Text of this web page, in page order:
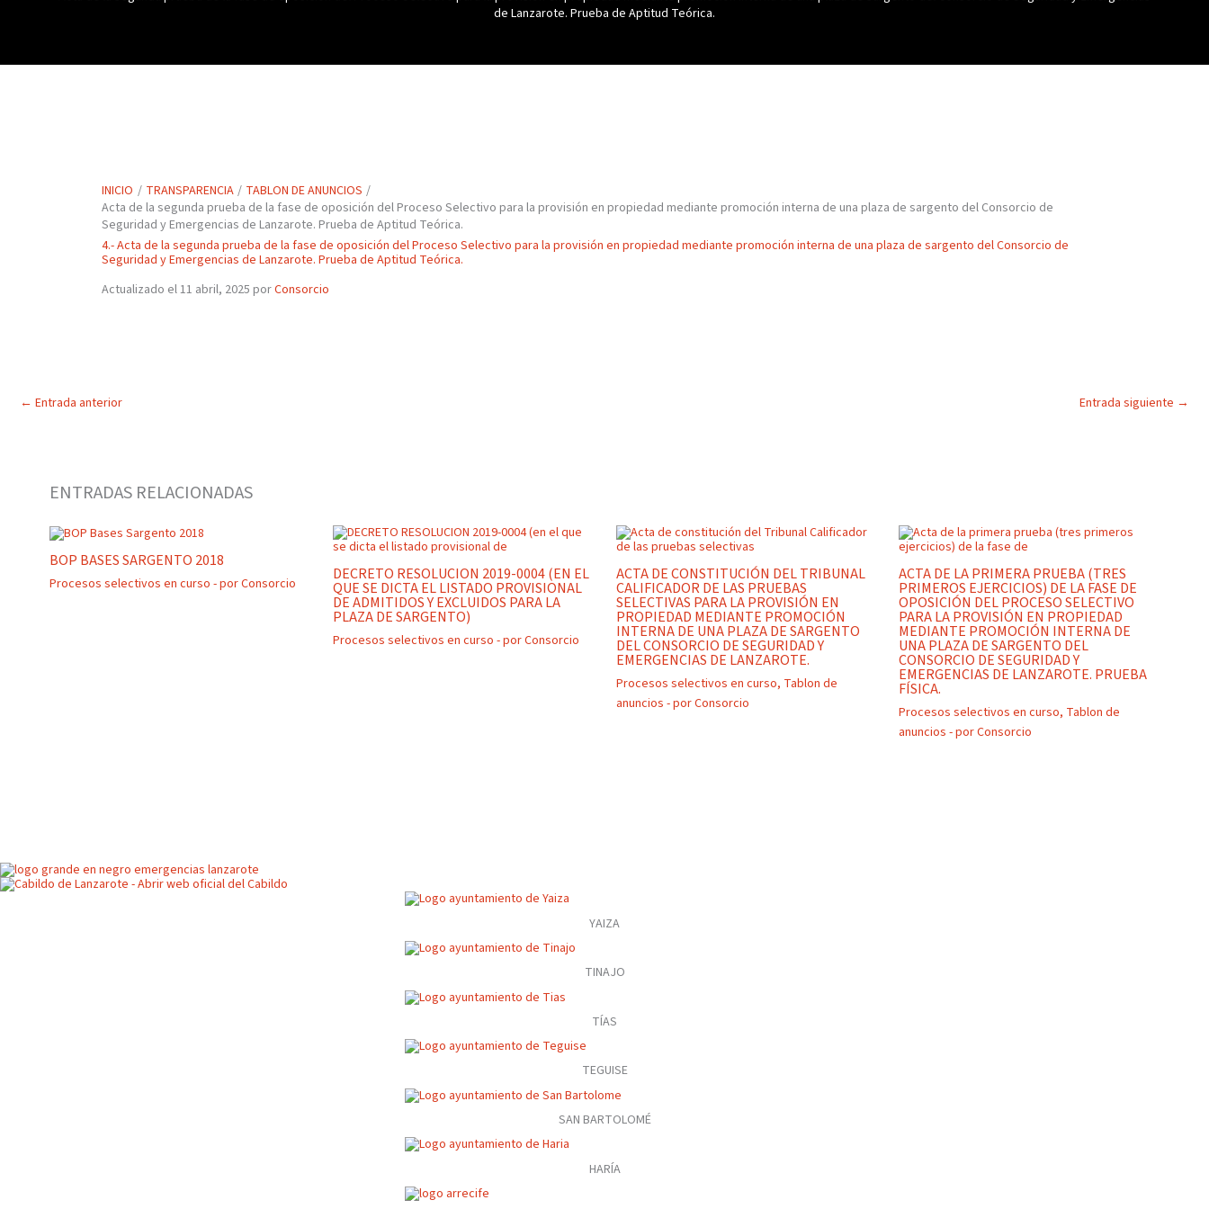
de Lanzarote. Prueba de Aptitud Teórica.
INICIO TRANSPARENCIA
TABLON DE ANUNCIOS
Acta de la segunda prueba de la fase de oposición del Proceso Selectivo para la provisión en propiedad mediante promoción interna de una plaza de sargento del Consorcio de
Seguridad y Emergencias de Lanzarote. Prueba de Aptitud Teórica.
4.- Acta de la segunda prueba de la fase de oposición del Proceso Selectivo para la provisión en propiedad mediante promoción interna de una plaza de sargento del Consorcio de
Seguridad y Emergencias de Lanzarote. Prueba de Aptitud Teórica.
Actualizado el 11 abril, 2025 porConsorcio
← Entrada anterior Entrada siguiente →
ENTRADAS RELACIONADAS
BOP BASES SARGENTO 2018
Procesos selectivos en curso - porConsorcio DECRETO RESOLUCION 2019-0004 (EN EL
QUE SE DICTA EL LISTADO PROVISIONAL
DE ADMITIDOS Y EXCLUIDOS PARA LA
PLAZA DE SARGENTO)
Procesos selectivos en curso - porConsorcio
ACTA DE CONSTITUCIÓN DEL TRIBUNAL
CALIFICADOR DE LAS PRUEBAS
SELECTIVAS PARA LA PROVISIÓN EN
PROPIEDAD MEDIANTE PROMOCIÓN
INTERNA DE UNA PLAZA DE SARGENTO
DEL CONSORCIO DE SEGURIDAD Y
EMERGENCIAS DE LANZAROTE.
Procesos selectivos en curso, Tablon de
anuncios - porConsorcio
ACTA DE LA PRIMERA PRUEBA (TRES
PRIMEROS EJERCICIOS) DE LA FASE DE
OPOSICIÓN DEL PROCESO SELECTIVO
PARA LA PROVISIÓN EN PROPIEDAD
MEDIANTE PROMOCIÓN INTERNA DE
UNA PLAZA DE SARGENTO DEL
CONSORCIO DE SEGURIDAD Y
EMERGENCIAS DE LANZAROTE. PRUEBA
FÍSICA.
Procesos selectivos en curso, Tablon de
anuncios - porConsorcio
YAIZA
TINAJO
TÍAS
TEGUISE
SAN BARTOLOMÉ
HARÍA